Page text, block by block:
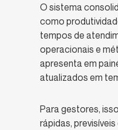
O sistema
como
tempos de
operacionais e
apresenta em
atualizados em
Para gestores,
rápidas,